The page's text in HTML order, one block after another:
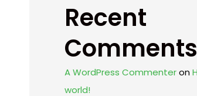
Recent
Comments
A WordPress Commenteron
world!